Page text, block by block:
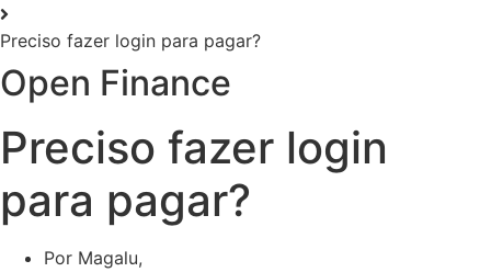
Preciso fazer login para pagar?
Open Finance
Preciso fazer login
para pagar?
Por Magalu,